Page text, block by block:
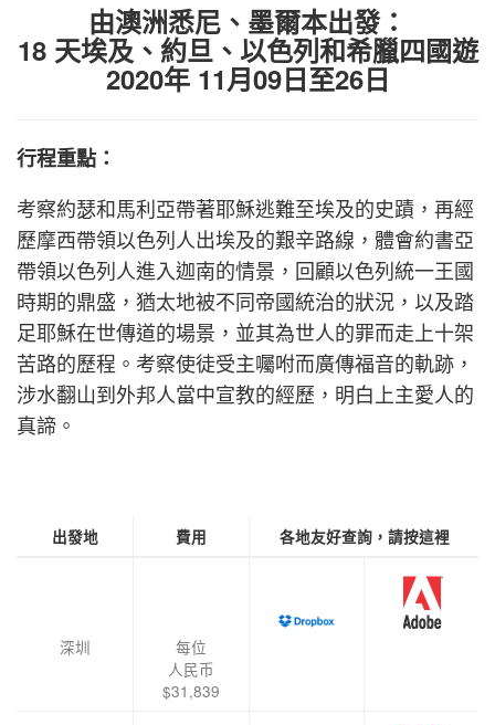
由澳洲悉尼、墨爾本出發：
18 天埃及、約旦、以色列和希臘四國遊
2020年 11月09日至26日
行程重點：
考察約瑟和馬利亞帶著耶穌逃難至埃及的史蹟，再經
歷摩西帶領以色列人出埃及的艱辛路線，體會約書亞
帶領以色列人進入迦南的情景，回顧以色列統一王國
時期的鼎盛，猶太地被不同帝國統治的狀況，以及踏
足耶穌在世傳道的場景，並其為世人的罪而走上十架
苦路的歷程。考察使徒受主囑咐而廣傳福音的軌跡，
涉水翻山到外邦人當中宣教的經歷，明白上主愛人的
真諦。
出發地 費用 各地友好查詢，請按這裡
深圳
每位
人民币
$31,839